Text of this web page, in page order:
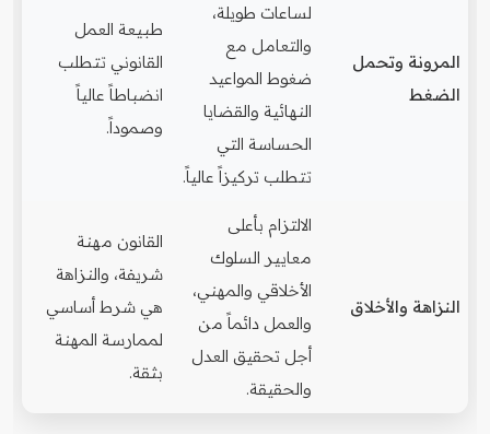
المرونة وتحمل
الضغط
لساعات طويلة،
والتعامل مع
ضغوط المواعيد
النهائية والقضايا
الحساسة التي
تتطلب تركيزاً عالياً.
طبيعة العمل
القانوني تتطلب
انضباطاً عالياً
وصموداً.
النزاهة والأخلاق
الالتزام بأعلى
معايير السلوك
الأخلاقي والمهني،
والعمل دائماً من
أجل تحقيق العدل
والحقيقة.
القانون مهنة
شريفة، والنزاهة
هي شرط أساسي
لممارسة المهنة
بثقة.